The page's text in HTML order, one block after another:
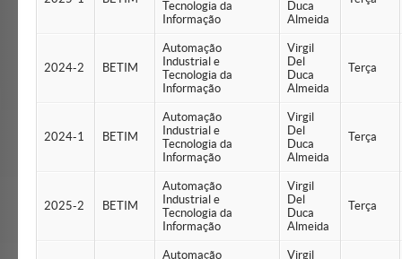
Tecnologia da
Informação
Duca
Almeida
2024-2 BETIM
Automação
Industrial e
Tecnologia da
Informação
Virgil
Del
Duca
Almeida
Terça
2024-1 BETIM
Automação
Industrial e
Tecnologia da
Informação
Virgil
Del
Duca
Almeida
Terça
2025-2 BETIM
Automação
Industrial e
Tecnologia da
Informação
Virgil
Del
Duca
Almeida
Terça
Automação
Virgil